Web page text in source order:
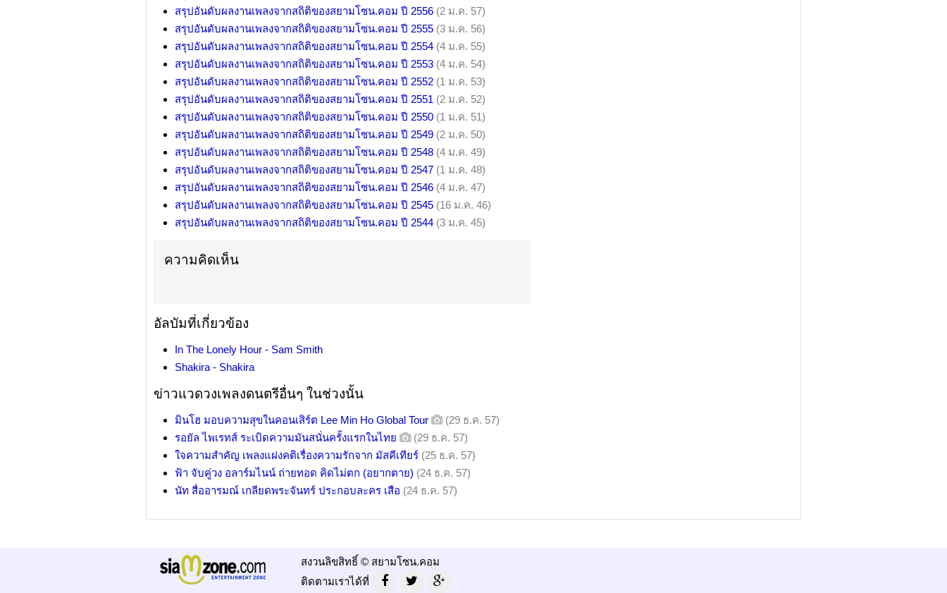
สรุปอันดับผลงานเพลงจากสถิติของสยามโซน.คอม ปี 2556 (2 ม.ค. 57)
สรุปอันดับผลงานเพลงจากสถิติของสยามโซน.คอม ปี 2555 (3 ม.ค. 56)
สรุปอันดับผลงานเพลงจากสถิติของสยามโซน.คอม ปี 2554 (4 ม.ค. 55)
สรุปอันดับผลงานเพลงจากสถิติของสยามโซน.คอม ปี 2553 (4 ม.ค. 54)
สรุปอันดับผลงานเพลงจากสถิติของสยามโซน.คอม ปี 2552 (1 ม.ค. 53)
สรุปอันดับผลงานเพลงจากสถิติของสยามโซน.คอม ปี 2551 (2 ม.ค. 52)
สรุปอันดับผลงานเพลงจากสถิติของสยามโซน.คอม ปี 2550 (1 ม.ค. 51)
สรุปอันดับผลงานเพลงจากสถิติของสยามโซน.คอม ปี 2549 (2 ม.ค. 50)
สรุปอันดับผลงานเพลงจากสถิติของสยามโซน.คอม ปี 2548 (4 ม.ค. 49)
สรุปอันดับผลงานเพลงจากสถิติของสยามโซน.คอม ปี 2547 (1 ม.ค. 48)
สรุปอันดับผลงานเพลงจากสถิติของสยามโซน.คอม ปี 2546 (4 ม.ค. 47)
สรุปอันดับผลงานเพลงจากสถิติของสยามโซน.คอม ปี 2545 (16 ม.ค. 46)
สรุปอันดับผลงานเพลงจากสถิติของสยามโซน.คอม ปี 2544 (3 ม.ค. 45)
ความคิดเห็น
อัลบัมที่เกี่ยวข้อง
In The Lonely Hour - Sam Smith
Shakira - Shakira
ข่าวแวดวงเพลงดนตรีอื่นๆ ในช่วงนั้น
มินโฮ มอบความสุขในคอนเสิร์ต Lee Min Ho Global Tour
(29 ธ.ค. 57)
รอยัล ไพเรทส์ ระเบิดความมันสนั่นครั้งแรกในไทย
(29 ธ.ค. 57)
ใจความสำคัญ เพลงแฝงคติเรื่องความรักจาก มัสคีเทียร์ (25 ธ.ค. 57)
ฟ้า จับคู่วง อลาร์มไนน์ ถ่ายทอด คิดไม่ตก (อยากตาย) (24 ธ.ค. 57)
นัท สื่ออารมณ์ เกลียดพระจันทร์ ประกอบละคร เสือ (24 ธ.ค. 57)
สงวนลิขสิทธิ์ © สยามโซน.คอม
ติดตามเราได้ที่